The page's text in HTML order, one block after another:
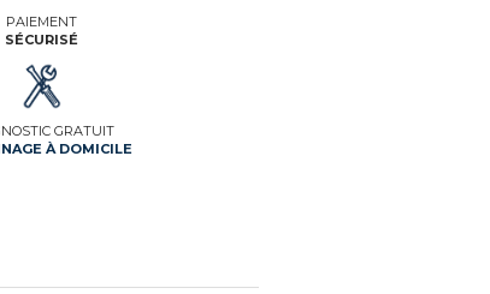
PAIEMENT
SÉCURISÉ
GRATUIT
À DOMICILE